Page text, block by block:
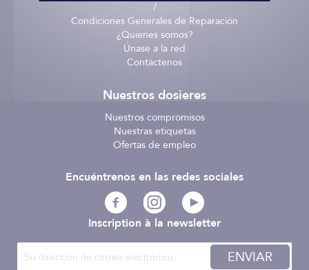
/
Condiciones Generales de Reparación
¿Quienes somos?
Únase a la red
Contáctenos
Nuestros dosieres
Nuestros compromisos
Nuestras etiquetas
Ofertas de empleo
Inscription à la newsletter
ENVIAR
Encuéntrenos en las redes sociales